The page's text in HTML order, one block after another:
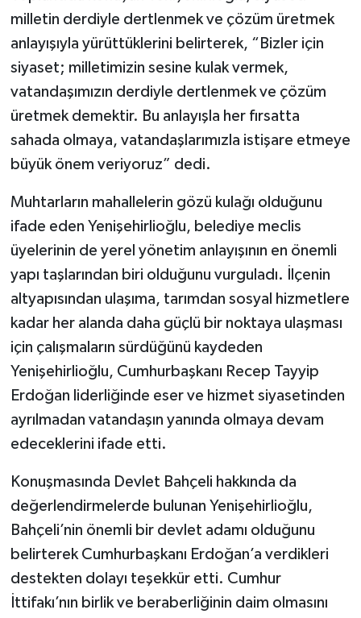
milletin derdiyle dertlenmek ve çözüm üretmek
anlayışıyla yürüttüklerini belirterek, “Bizler için
siyaset; milletimizin sesine kulak vermek,
vatandaşımızın derdiyle dertlenmek ve çözüm
üretmek demektir. Bu anlayışla her fırsatta
sahada olmaya, vatandaşlarımızla istişare etmeye
büyük önem veriyoruz” dedi.
Muhtarların mahallelerin gözü kulağı olduğunu
ifade eden Yenişehirlioğlu, belediye meclis
üyelerinin de yerel yönetim anlayışının en önemli
yapı taşlarından biri olduğunu vurguladı. İlçenin
altyapısından ulaşıma, tarımdan sosyal hizmetlere
kadar her alanda daha güçlü bir noktaya ulaşması
için çalışmaların sürdüğünü kaydeden
Yenişehirlioğlu, Cumhurbaşkanı Recep Tayyip
Erdoğan liderliğinde eser ve hizmet siyasetinden
ayrılmadan vatandaşın yanında olmaya devam
edeceklerini ifade etti.
Konuşmasında Devlet Bahçeli hakkında da
değerlendirmelerde bulunan Yenişehirlioğlu,
Bahçeli’nin önemli bir devlet adamı olduğunu
belirterek Cumhurbaşkanı Erdoğan’a verdikleri
destekten dolayı teşekkür etti. Cumhur
İttifakı’nın birlik ve beraberliğinin daim olmasını